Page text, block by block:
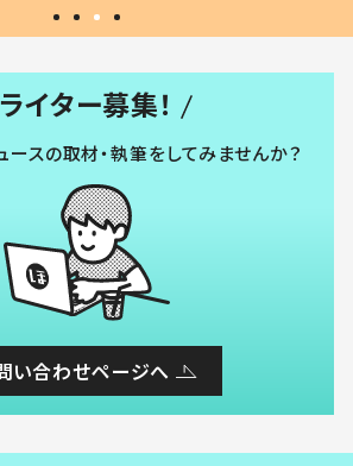
ライター募集！
ースの取材・執筆をしてみませんか？
い合わせページへ